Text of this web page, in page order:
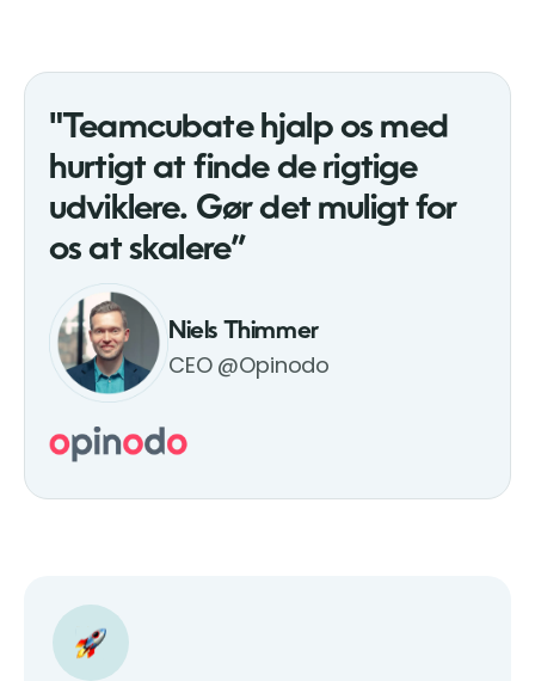
"Teamcubate hjalp os med
hurtigt at finde de rigtige
udviklere. Gør det muligt for
os at skalere”
Niels Thimmer
CEO @Opinodo